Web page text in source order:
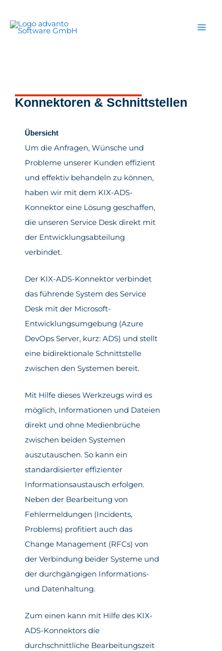
springen
Konnektoren & Schnittstellen
Übersicht
Um die Anfragen, Wünsche und
Probleme unserer Kunden effizient
und effektiv behandeln zu können,
haben wir mit dem KIX-ADS-
Konnektor eine Lösung geschaffen,
die unseren Service Desk direkt mit
der Entwicklungsabteilung
verbindet.
Der KIX-ADS-Konnektor verbindet
das führende System des Service
Desk mit der Microsoft-
Entwicklungsumgebung (Azure
DevOps Server, kurz: ADS) und stellt
eine bidirektionale Schnittstelle
zwischen den Systemen bereit.
Mit Hilfe dieses Werkzeugs wird es
möglich, Informationen und Dateien
direkt und ohne Medienbrüche
zwischen beiden Systemen
auszutauschen. So kann ein
standardisierter effizienter
Informationsaustausch erfolgen.
Neben der Bearbeitung von
Fehlermeldungen (Incidents,
Problems) profitiert auch das
Change Management (RFCs) von
der Verbindung beider Systeme und
der durchgängigen Informations-
und Datenhaltung.
Zum einen kann mit Hilfe des KIX-
ADS-Konnektors die
durchschnittliche Bearbeitungszeit